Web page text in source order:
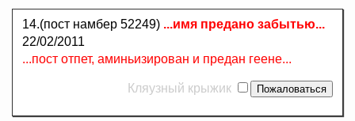
14.(пост намбер 52249) ...имя предано забытью...
22/02/2011
...пост отпет, аминьизирован и предан геене...
Кляузный крыжик